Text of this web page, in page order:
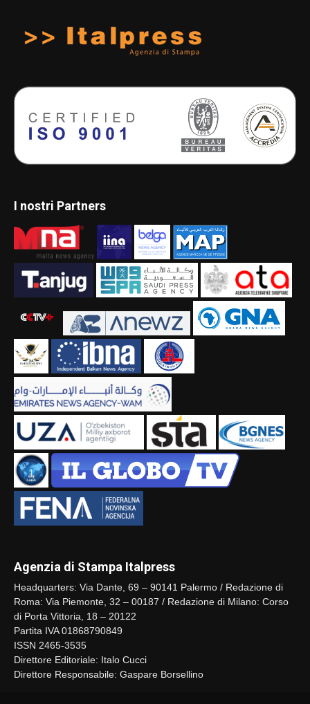
I nostri Partners
Agenzia di Stampa Italpress
Headquarters: Via Dante, 69 – 90141 Palermo / Redazione di
Roma: Via Piemonte, 32 – 00187 / Redazione di Milano: Corso
di Porta Vittoria, 18 – 20122
Partita IVA 01868790849
ISSN 2465-3535
Direttore Editoriale: Italo Cucci
Direttore Responsabile: Gaspare Borsellino